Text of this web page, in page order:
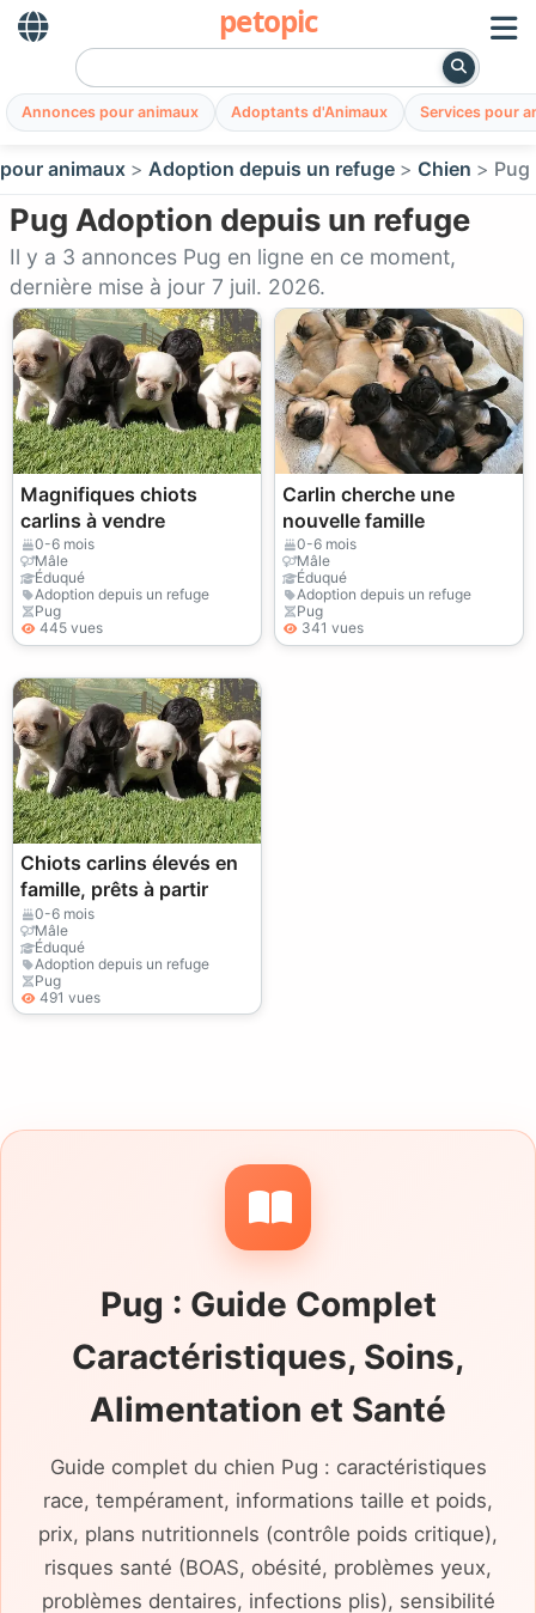
petopic
Annonces pour animaux Adoptants d'Animaux Services pour
animaux Adoption depuis un refuge Chien Pug
Pug Adoption depuis un refuge
Il y a 3 annonces Pug en ligne en ce moment,
dernière mise à jour 7 juil. 2026.
Magnifiques chiots
carlins à vendre
0-6 mois
Mâle
Éduqué
Adoption depuis un refuge
Pug
445 vues
Carlin cherche une
nouvelle famille
0-6 mois
Mâle
Éduqué
Adoption depuis un refuge
Pug
341 vues
Chiots carlins élevés en
famille, prêts à partir
0-6 mois
Mâle
Éduqué
Adoption depuis un refuge
Pug
491 vues
Pug : Guide Complet
Caractéristiques, Soins,
Alimentation et Santé
Guide complet du chien Pug : caractéristiques
race, tempérament, informations taille et poids,
prix, plans nutritionnels (contrôle poids critique),
risques santé (BOAS, obésité, problèmes yeux,
problèmes dentaires, infections plis), sensibilité